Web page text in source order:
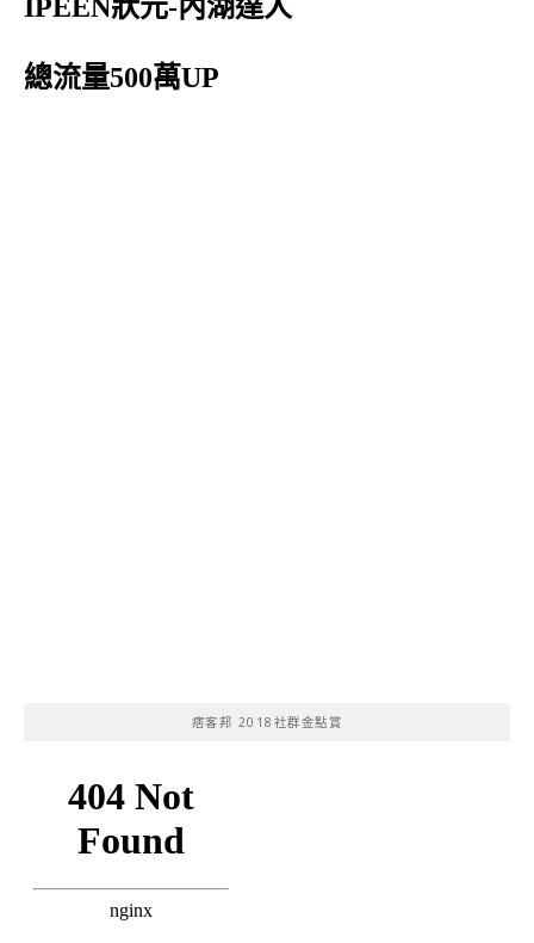
IPEEN狀元-內湖達人
總流量500萬UP
痞客邦 2018社群金點賞